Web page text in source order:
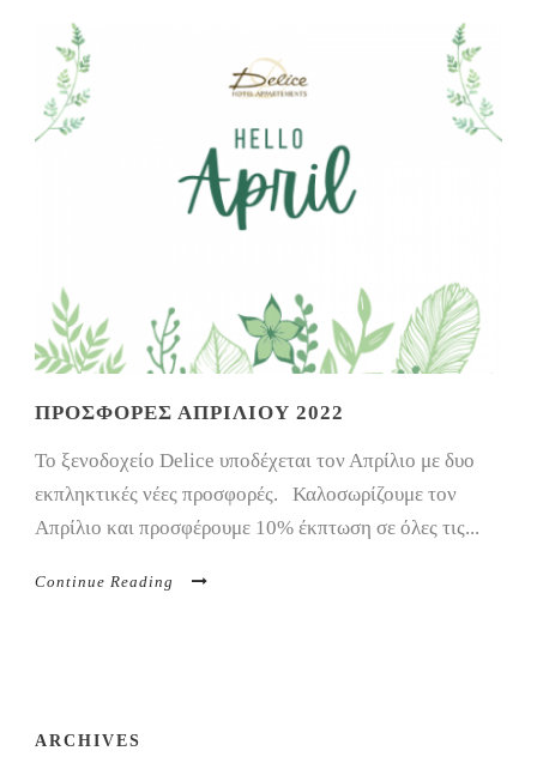
ΠΡΟΣΦΟΡΈΣ ΑΠΡΙΛΊΟΥ 2022
Το ξενοδοχείο Delice υποδέχεται τον Απρίλιο με δυο
εκπληκτικές νέες προσφορές. Καλοσωρίζουμε τον
Απρίλιο και προσφέρουμε 10% έκπτωση σε όλες τις...
Continue Reading
ARCHIVES